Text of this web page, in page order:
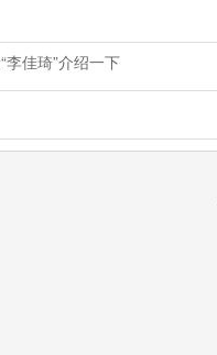
佳琦”介绍一下